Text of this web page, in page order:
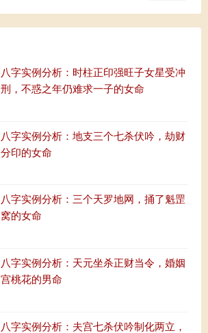
八字实例分析：时柱正印强旺子女星受冲
刑，不惑之年仍难求一子的女命
八字实例分析：地支三个七杀伏吟，劫财
分印的女命
八字实例分析：三个天罗地网，捅了魁罡
窝的女命
八字实例分析：天元坐杀正财当令，婚姻
宫桃花的男命
八字实例分析：夫宫七杀伏吟制化两立，